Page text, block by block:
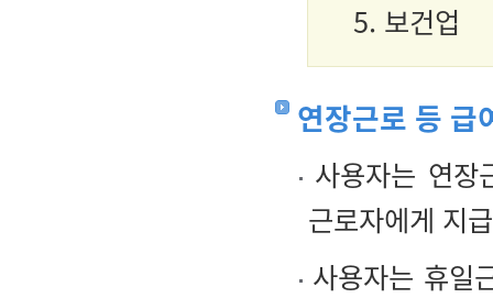
5. 보건업
연장근로 등 급
사용자는 연
근로자에게 지
사용자는 휴일